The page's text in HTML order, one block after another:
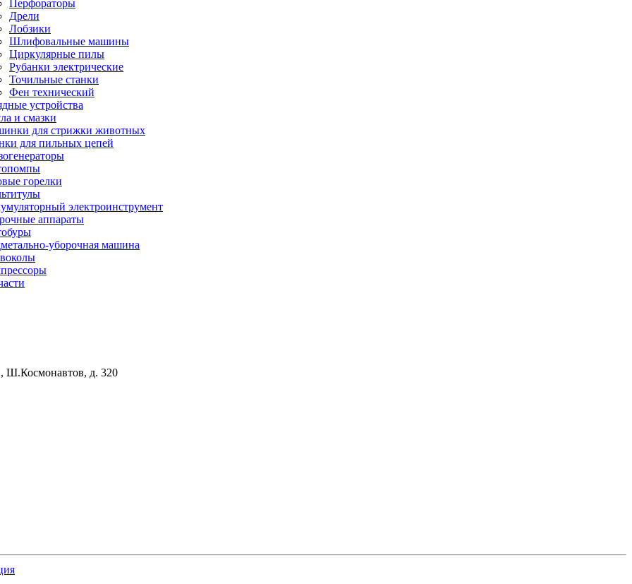
Перфораторы
Дрели
Лобзики
Шлифовальные машины
Циркулярные пилы
Рубанки электрические
Точильные станки
Фен технический
устройства
и смазки
для стрижки животных
для пильных цепей
горелки
электроинструмент
аппараты
уборочная машина
Ш.Космонавтов, д. 320